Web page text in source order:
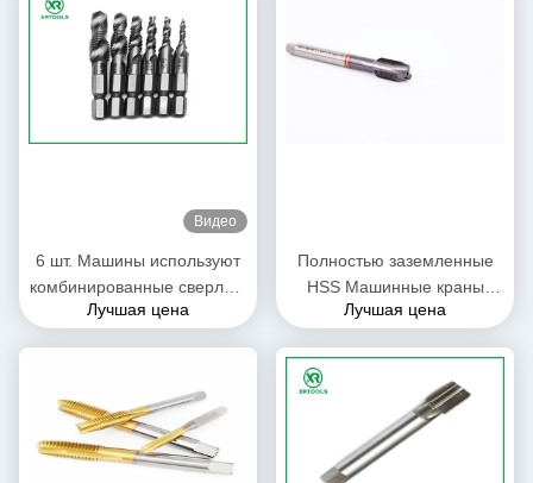
Видео
6 шт. Машины используют
комбинированные сверла и
краны HSS
Лучшая цена
Полностью заземленные
HSS Машинные краны
стандарта DIN371 с углом
высокоточные инструменты
резки нитей для
промышленности
Лучшая цена